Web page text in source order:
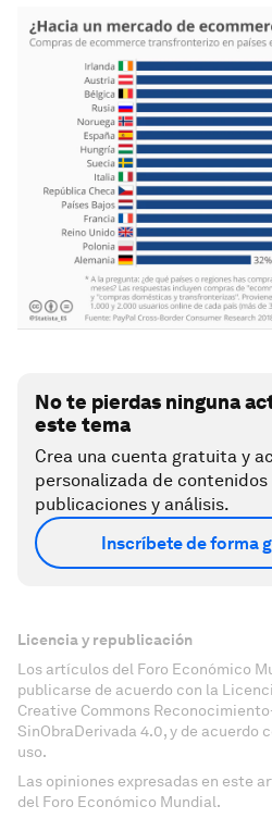
No te pierdas ninguna
este tema
Crea una cuenta gratuita y
personalizada de
publicaciones y análisis.
Inscríbete de forma
Licencia y republicación
Los artículos del Foro Económico
publicarse de acuerdo con la
Creative Commons
SinObraDerivada 4.0, y de acuerdo
uso.
Las opiniones expresadas en este
del Foro Económico Mundial.